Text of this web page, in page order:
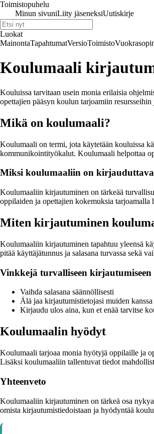
Toimistopuhelu
Minun sivuniLiity jäseneksiUutiskirje
Luokat
MainontaTapahtumatVersioToimisto
Koulumaali
Kouluissa tarvitaan usein monia erilaisia
opettajien pääsyn koulun tarjoamiin
Mikä on koulumaali?
Koulumaali on termi, jota käytetään kouluissa
kommunikointityökalut. Koulumaali helpottaa
Miksi koulumaaliin on
Koulumaaliin kirjautuminen on tärkeää
oppilaiden ja opettajien kokemuksia tarjoamalla
Miten kirjautuminen
Koulumaaliin kirjautuminen tapahtuu yleensä
pitää käyttäjätunnus ja salasana turvassa sekä
Vinkkejä turvalliseen kirjautumiseen
Vaihda salasana säännöllisesti
Älä jaa kirjautumistietojasi muiden kanssa
Kirjaudu ulos aina, kun et enää tarvitse
Koulumaalin hyödyt
Koulumaali tarjoaa monia hyötyjä oppilaille ja
Lisäksi koulumaaliin tallentuvat tiedot
Yhteenveto
Koulumaaliin kirjautuminen on tärkeä osa
omista kirjautumistiedoistaan ja hyödyntää